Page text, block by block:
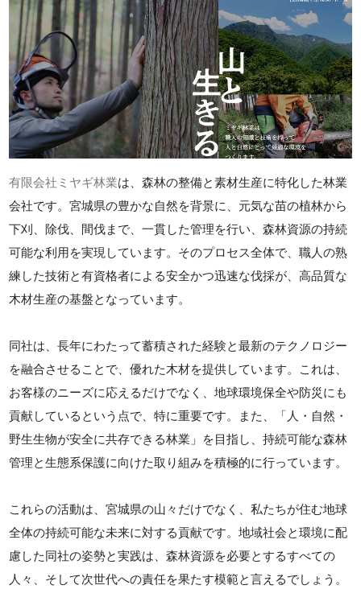
有限会社ミヤギ林業は、森林の整備と素材生産に特化した林業
会社です。宮城県の豊かな自然を背景に、元気な苗の植林から
下刈、除伐、間伐まで、一貫した管理を行い、森林資源の持続
可能な利用を実現しています。そのプロセス全体で、職人の熟
練した技術と有資格者による安全かつ迅速な伐採が、高品質な
木材生産の基盤となっています。
同社は、長年にわたって蓄積された経験と最新のテクノロジー
を融合させることで、優れた木材を提供しています。これは、
お客様のニーズに応えるだけでなく、地球環境保全や防災にも
貢献しているという点で、特に重要です。また、「人・自然・
野生生物が安全に共存できる林業」を目指し、持続可能な森林
管理と生態系保護に向けた取り組みを積極的に行っています。
これらの活動は、宮城県の山々だけでなく、私たちが住む地球
全体の持続可能な未来に対する貢献です。地域社会と環境に配
慮した同社の姿勢と実践は、森林資源を必要とするすべての
人々、そして次世代への責任を果たす模範と言えるでしょう。